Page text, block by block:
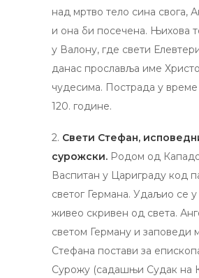
над мртво тело сина свога,
и она би посечена. Њихова
у Валону, где свети
данас прославља име
чудесима. Пострада у време
120. године.
2. Свети Стефан,
сурожски. Родом од
Васпитан у Цариграду код
светог Германа. Удаљио се
живео скривен од света.
светом Герману и заповеди
Стефана постави за
Сурожу (садашњи Судак на